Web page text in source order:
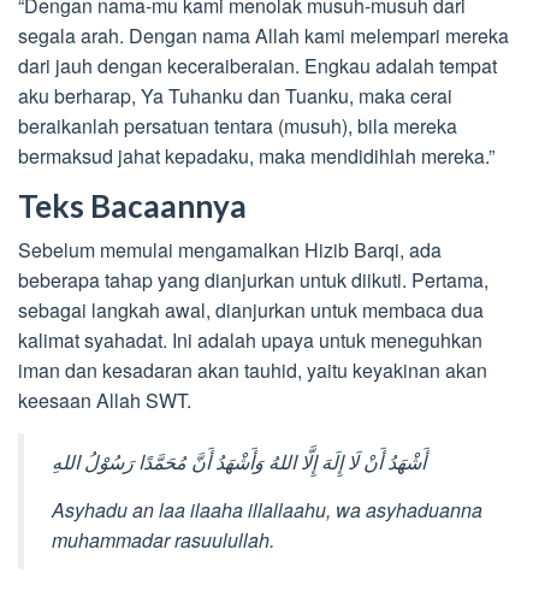
segala arah. Dengan nama Allah kami melempari mereka
dari jauh dengan keceraiberaian. Engkau adalah tempat
aku berharap, Ya Tuhanku dan Tuanku, maka cerai
beraikanlah persatuan tentara (musuh), bila mereka
bermaksud jahat kepadaku, maka mendidihlah mereka.”
Teks Bacaannya
Sebelum memulai mengamalkan Hizib Barqi, ada
beberapa tahap yang dianjurkan untuk diikuti. Pertama,
sebagai langkah awal, dianjurkan untuk membaca dua
kalimat syahadat. Ini adalah upaya untuk meneguhkan
iman dan kesadaran akan tauhid, yaitu keyakinan akan
keesaan Allah SWT.
أَشْهَدُ أَنْ لَا إِلَهَ إِلَّا اللهُ وَأَشْهَدُ أَنَّ مُحَمَّدًا رَسُوْلُ اللهِ
Asyhadu an laa ilaaha illallaahu, wa asyhaduanna
muhammadar rasuulullah.